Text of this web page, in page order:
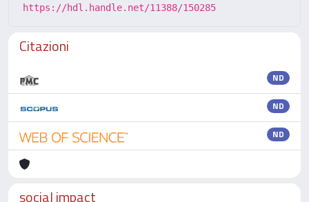
https://hdl.handle.net/11388/150285
Citazioni
ND
ND
ND
social impact